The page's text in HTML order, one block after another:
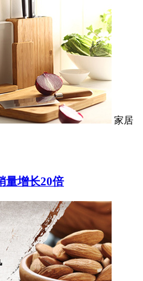
家居
量增长20倍